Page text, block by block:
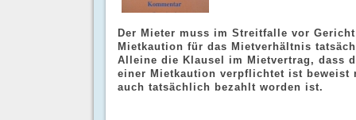
Der Mieter muss im Streitfalle vor
Mietkaution für das Mietverhältnis
Alleine die Klausel im Mietvertrag, dass
einer Mietkaution verpflichtet ist beweist
auch tatsächlich bezahlt worden ist.